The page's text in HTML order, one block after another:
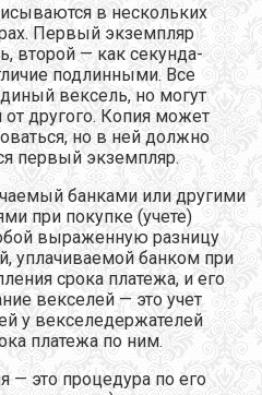
в нескольких
Первый экземпляр
второй — как секунда-
подлинными. Все
вексель, но могут
другого. Копия может
но в ней должно
первый экземпляр.
банками или другими
при покупке (учете)
выраженную разницу
уплачиваемой банком при
срока платежа, и его
векселей — это учет
у векселедержателей
платежа по ним.
— это процедура по его